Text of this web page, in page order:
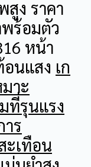
ง ราคา
ร้อมตัว
หน้า
นแสง เก
าะ
ที่รุนแรง
ร
ะเทือน